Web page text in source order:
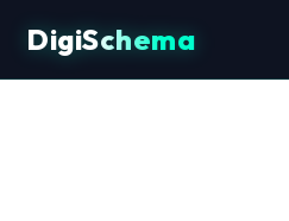
DigiSchema